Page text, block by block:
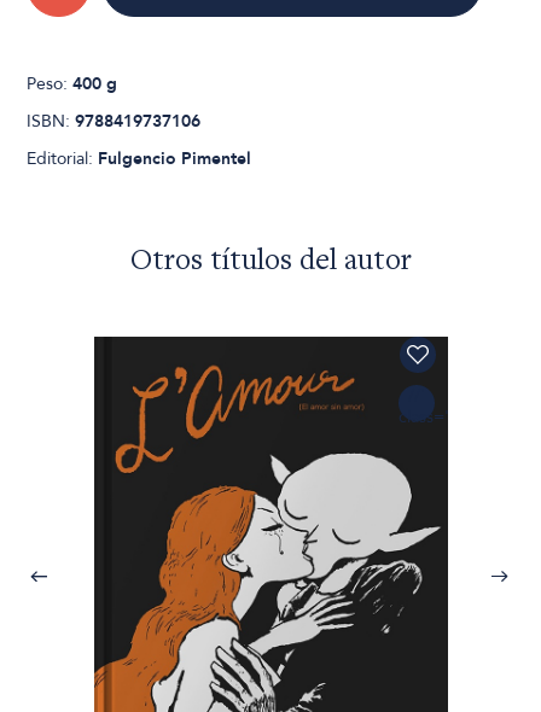
Peso:400 g
ISBN:9788419737106
Editorial: Fulgencio Pimentel
Otros títulos del autor